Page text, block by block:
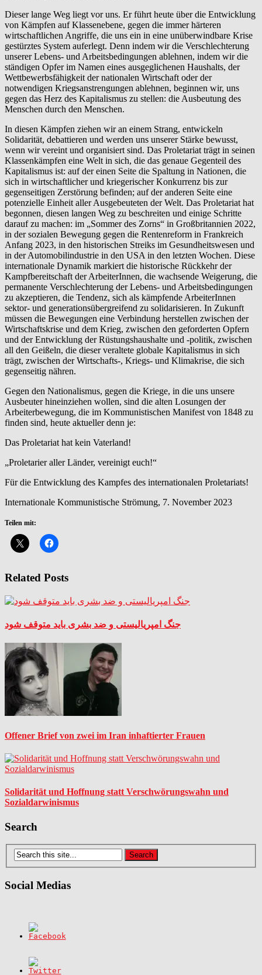
Dieser lange Weg liegt vor uns. Er führt heute über die Entwicklung
von Kämpfen auf Klassenebene, gegen die immer härteren
wirtschaftlichen Angriffe, die uns ein in eine unüberwindbare Krise
gestürztes System auferlegt. Denn indem wir die Verschlechterung
unserer Lebens- und Arbeitsbedingungen ablehnen, indem wir die
ständigen Opfer im Namen eines ausgeglichenen Haushalts, der
Wettbewerbsfähigkeit der nationalen Wirtschaft oder der
notwendigen Kriegsanstrengungen ablehnen, beginnen wir, uns
gegen das Herz des Kapitalismus zu stellen: die Ausbeutung des
Menschen durch den Menschen.
In diesen Kämpfen ziehen wir an einem Strang, entwickeln
Solidarität, debattieren und werden uns unserer Stärke bewusst,
wenn wir vereint und organisiert sind. Das Proletariat trägt in seinen
Klassenkämpfen eine Welt in sich, die das genaue Gegenteil des
Kapitalismus ist: auf der einen Seite die Spaltung in Nationen, die
sich in wirtschaftlicher und kriegerischer Konkurrenz bis zur
gegenseitigen Zerstörung befinden; auf der anderen Seite eine
potenzielle Einheit aller Ausgebeuteten der Welt. Das Proletariat hat
begonnen, diesen langen Weg zu beschreiten und einige Schritte
darauf zu machen: im „Sommer des Zorns“ in Großbritannien 2022,
in der sozialen Bewegung gegen die Rentenreform in Frankreich
Anfang 2023, in den historischen Streiks im Gesundheitswesen und
in der Automobilindustrie in den USA in den letzten Wochen. Diese
internationale Dynamik markiert die historische Rückkehr der
Kampfbereitschaft der ArbeiterInnen, die wachsende Weigerung, die
permanente Verschlechterung der Lebens- und Arbeitsbedingungen
zu akzeptieren, die Tendenz, sich als kämpfende ArbeiterInnen
sektor- und generationsübergreifend zu solidarisieren. In Zukunft
müssen die Bewegungen eine Verbindung herstellen zwischen der
Wirtschaftskrise und dem Krieg, zwischen den geforderten Opfern
und der Entwicklung der Rüstungshaushalte und -politik, zwischen
all den Geißeln, die dieser veraltete globale Kapitalismus in sich
trägt, zwischen der Wirtschafts-, Kriegs- und Klimakrise, die sich
gegenseitig nähren.
Gegen den Nationalismus, gegen die Kriege, in die uns unsere
Ausbeuter hineinziehen wollen, sind die alten Losungen der
Arbeiterbewegung, die im Kommunistischen Manifest von 1848 zu
finden sind, heute aktueller denn je:
Das Proletariat hat kein Vaterland!
„Proletarier aller Länder, vereinigt euch!“
Für die Entwicklung des Kampfes des internationalen Proletariats!
Internationale Kommunistische Strömung, 7. November 2023
Teilen mit:
Related Posts
جنگ امپریالیستی و ضد بشری باید متوقف شود
Offener Brief von zwei im Iran inhaftierter Frauen
Solidarität und Hoffnung statt Verschwörungswahn und
Sozialdarwinismus
Search
Social Medias